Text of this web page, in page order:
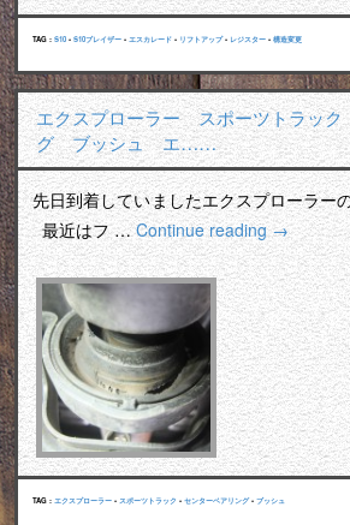
TAG : S10 • S10ブレイザー • エスカレード • リフトアップ• レジスター • 構造変更
エクスプローラー スポーツトラッ
グ ブッシュ エ……
先日到着していましたエクスプローラー
最近はフ …Continue reading→
TAG : エクスプローラー • スポーツトラック • センターベアリング• ブッシュ